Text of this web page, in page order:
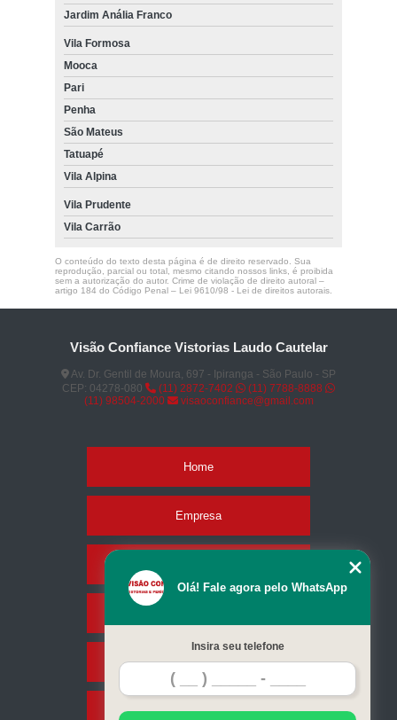
Jardim Anália Franco
Vila Formosa
Mooca
Pari
Penha
São Mateus
Tatuapé
Vila Alpina
Vila Prudente
Vila Carrão
O conteúdo do texto desta página é de direito reservado. Sua
reprodução, parcial ou total, mesmo citando nossos links, é proibida
sem a autorização do autor. Crime de violação de direito autoral –
artigo 184 do Código Penal – Lei 9610/98 - Lei de direitos autorais.
Visão Confiance Vistorias Laudo Cautelar
Av. Dr. Gentil de Moura, 697 - Ipiranga - São Paulo - SP
CEP: 04278-080
(11) 2872-7402
(11) 7788-8888
(11) 98504-2000
visaoconfiance@gmail.com
Home
Empresa
Contato
Mapa do site
Olá! Fale agora pelo WhatsApp
Insira seu telefone